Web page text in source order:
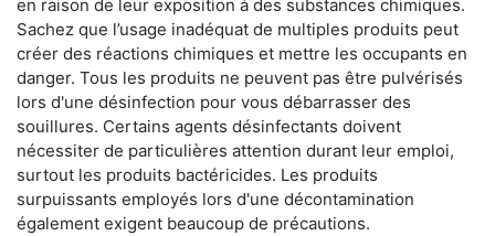
en raison de leur exposition à des substances chimiques.
Sachez que l’usage inadéquat de multiples produits peut
créer des réactions chimiques et mettre les occupants en
danger. Tous les produits ne peuvent pas être pulvérisés
lors d'une désinfection pour vous débarrasser des
souillures. Certains agents désinfectants doivent
nécessiter de particulières attention durant leur emploi,
surtout les produits bactéricides. Les produits
surpuissants employés lors d'une décontamination
également exigent beaucoup de précautions.